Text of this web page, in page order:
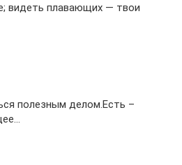
видеть плавающих — твои
полезным делом.Есть –